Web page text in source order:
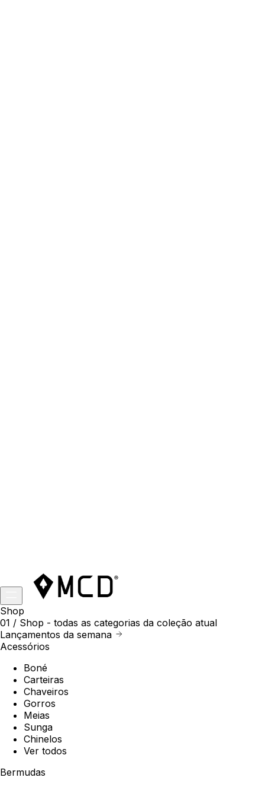
Shop
01 / Shop - todas as categorias da coleção atual
Lançamentos da semana
Acessórios
Boné
Carteiras
Chaveiros
Gorros
Meias
Sunga
Chinelos
Ver todos
Bermudas